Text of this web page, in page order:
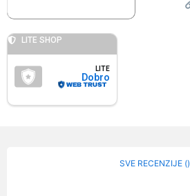
LITE SHOP
LITE
Dobro
SVE RECENZIJE ()